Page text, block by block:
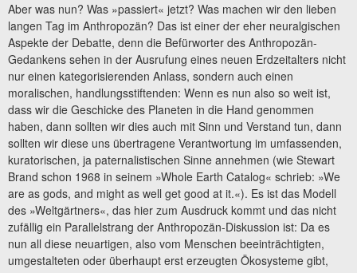
Aber was nun? Was »passiert« jetzt? Was machen wir den lieben
langen Tag im Anthropozän? Das ist einer der eher neuralgischen
Aspekte der Debatte, denn die Befürworter des Anthropozän-
Gedankens sehen in der Ausrufung eines neuen Erdzeitalters nicht
nur einen kategorisierenden Anlass, sondern auch einen
moralischen, handlungsstiftenden: Wenn es nun also so weit ist,
dass wir die Geschicke des Planeten in die Hand genommen
haben, dann sollten wir dies auch mit Sinn und Verstand tun, dann
sollten wir diese uns übertragene Verantwortung im umfassenden,
kuratorischen, ja paternalistischen Sinne annehmen (wie Stewart
Brand schon 1968 in seinem »Whole Earth Catalog« schrieb: »We
are as gods, and might as well get good at it.«). Es ist das Modell
des »Weltgärtners«, das hier zum Ausdruck kommt und das nicht
zufällig ein Parallelstrang der Anthropozän-Diskussion ist: Da es
nun all diese neuartigen, also vom Menschen beeinträchtigten,
umgestalteten oder überhaupt erst erzeugten Ökosysteme gibt,